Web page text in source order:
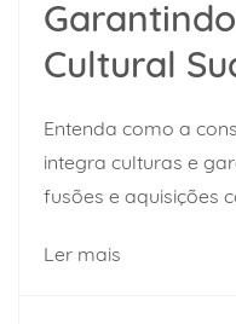
Cultural
Entenda como a
integra culturas e
fusões e aquisições
Ler mais